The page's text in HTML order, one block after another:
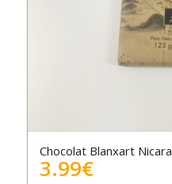
Chocolat Blanxart
3.99€